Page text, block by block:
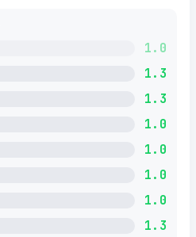
1.0
1.3
1.3
1.0
1.0
1.0
1.0
1.3